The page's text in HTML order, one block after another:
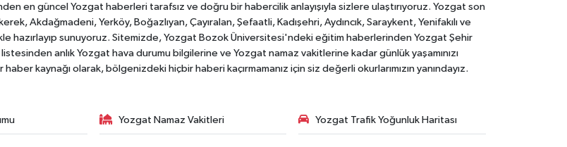
en güncel Yozgat haberleri tarafsız ve doğru bir habercilik anlayışıyla sizlere ulaştırıyoruz. Yozgat son
Akdağmadeni, Yerköy, Boğazlıyan, Çayıralan, Şefaatli, Kadışehri, Aydıncık, Saraykent, Yenifakılı ve
hazırlayıp sunuyoruz. Sitemizde, Yozgat Bozok Üniversitesi'ndeki eğitim haberlerinden Yozgat Şehir
anlık Yozgat hava durumu bilgilerine ve Yozgat namaz vakitlerine kadar günlük yaşamınızı
kaynağı olarak, bölgenizdeki hiçbir haberi kaçırmamanız için siz değerli okurlarımızın yanındayız.
Yozgat Namaz Vakitleri Yozgat Trafik Yoğunluk Haritası